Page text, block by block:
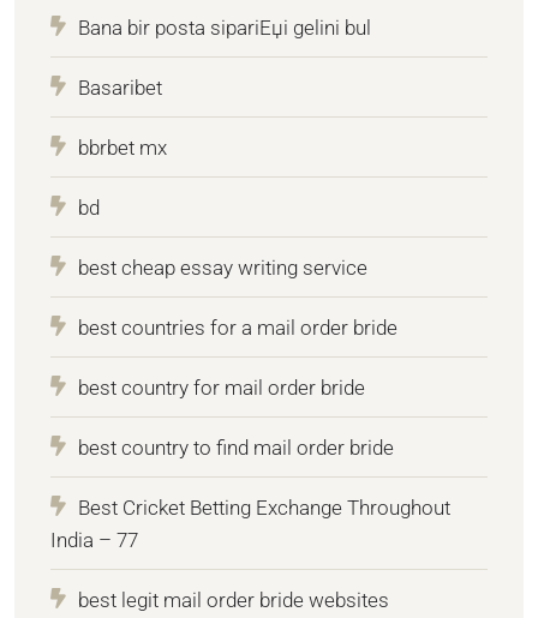
Bana bir posta sipariЕџi gelini bul
Basaribet
bbrbet mx
bd
best cheap essay writing service
best countries for a mail order bride
best country for mail order bride
best country to find mail order bride
Best Cricket Betting Exchange Throughout
India – 77
best legit mail order bride websites